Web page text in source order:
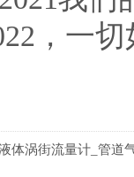
，一
体涡街流量计_管道